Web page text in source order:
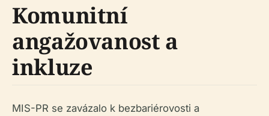
Komunitní
angažovanost a
inkluze
MIS-PR se zavázalo k bezbariérovosti a